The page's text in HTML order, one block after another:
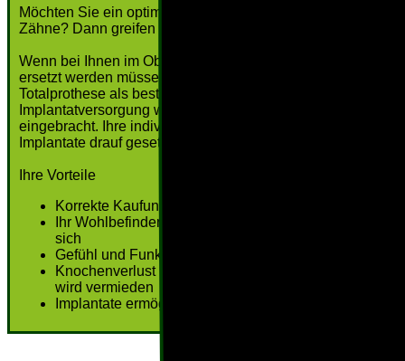
Möchten Sie ein optimales Kaugefühl und Mund voller
Zähne? Dann greifen wir zu der Totalprothese.
Wenn bei Ihnen im Ober- oder Unterkiefer alle Zähne
ersetzt werden müssen, dann bietet sich eine
Totalprothese als beste Lösung an. Bei dieser
Implantatversorgung werden mehrere Zahnimplantate
eingebracht. Ihre individuelle Prothese wird dann auf die
Implantate drauf gesetzt.
Ihre Vorteile
Korrekte Kaufunktion wird wieder hergestellt
Ihr Wohlbefinden und Selbstbewusstsein steigert
sich
Gefühl und Funktionalität wie bei natürlichen Zähnen
Knochenverlust und Rückgang des Kieferknochens
wird vermieden
Implantate ermöglichen maximal sichere Befestigung